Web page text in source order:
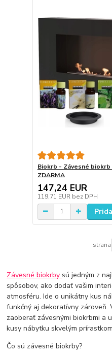
Biokrb - Závesné biokrb
ZDARMA
147,24 EUR
119,71 EUR bez DPH
strana
Závesné biokrby sú jedným z
spôsobov, ako dodať vašim
atmosféru. Ide o unikátny kus
funkčný aj dekoratívny zároveň.
zaoberať závesnými biokrbmi a
kusy nábytku skvelým
Čo sú závesné biokrby?